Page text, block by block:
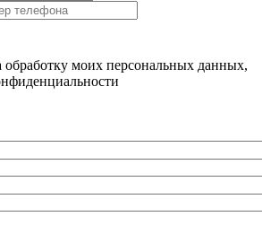
обработку моих персональных данных,